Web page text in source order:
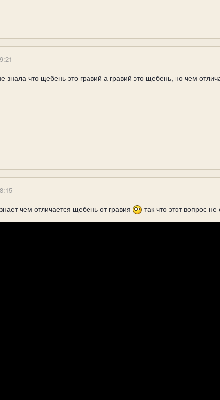
знала что щебень это гравий а гравий это щебень, но чем
чем отличается щебень от гравия так что этот вопрос